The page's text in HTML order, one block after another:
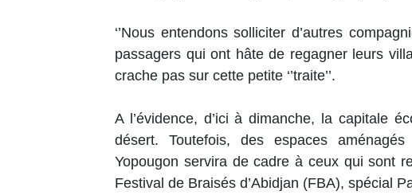
‘’Nous entendons solliciter d’autres
passagers qui ont hâte de regagner leurs
crache pas sur cette petite ‘’traite’’.
A l’évidence, d’ici à dimanche, la capitale
désert. Toutefois, des espaces
Yopougon servira de cadre à ceux qui sont
Festival de Braisés d’Abidjan (FBA), spécial